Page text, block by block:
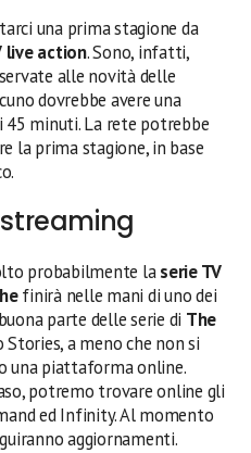
una prima stagione da
live action. Sono, infatti,
alle novità delle
dovrebbe avere una
45 minuti. La rete potrebbe
la prima stagione, in base
probabilmente laserie TV
finirà nelle mani di uno dei
parte delle serie di The
a meno che non si
una piattaforma online.
potremo trovare online gli
ed Infinity. Al momento
aggiornamenti.